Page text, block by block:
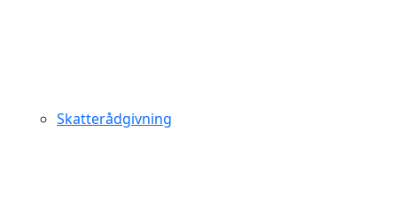
Skatterådgivning